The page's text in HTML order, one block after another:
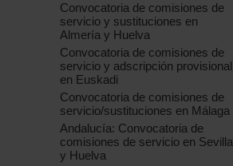
Convocatoria de comisiones de
servicio y sustituciones en
Almería y Huelva
Convocatoria de comisiones de
servicio y adscripción provisional
en Euskadi
Convocatoria de comisiones de
servicio/sustituciones en Málaga
Andalucía: Convocatoria de
comisiones de servicio en Sevilla
y Huelva